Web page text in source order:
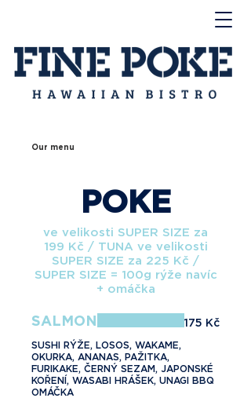
Our menu
POKE
ve velikosti SUPER SIZE za
199 Kč / TUNA ve velikosti
SUPER SIZE za 225 Kč /
SUPER SIZE = 100g rýže navíc
SALMON
SUSHI RÝŽE, LOSOS, WAKAME,
OKURKA, ANANAS, PAŽITKA,
FURIKAKE, ČERNÝ SEZAM, JAPONSKÉ
KOŘENÍ, WASABI HRÁŠEK, UNAGI BBQ
OMÁČKA
175 Kč